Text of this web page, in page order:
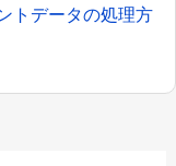
トデータの処理方